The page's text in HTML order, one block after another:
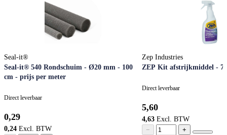
Seal-it®
Seal-it® 540 Rondschuim - Ø20 mm - 100
cm - prijs per meter
Direct leverbaar
0,29
0,24
Zep Industries
ZEP Kit afstrijkmiddel -
Direct leverbaar
5,60
4,63
−
+